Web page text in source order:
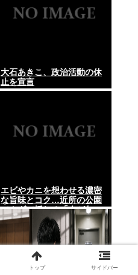
大石あきこ、政治活動の休
止を宣言
エビやカニを想わせる濃密
な旨味とコク…近所の公園
でタダで採れる「今が旬」
な高級食材の名前
トップ サイドバー